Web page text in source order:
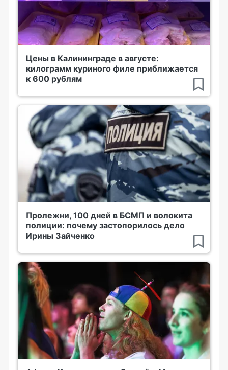
Цены в Калининграде в августе:
килограмм куриного филе приближается
к 600 рублям
Пролежни, 100 дней в БСМП и волокита
полиции: почему застопорилось дело
Ирины Зайченко